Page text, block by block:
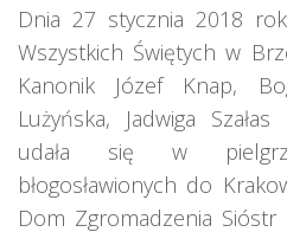
Dnia 27 stycznia 2018
Wszystkich Świętych w
Kanonik Józef Knap,
Lużyńska, Jadwiga
udała się w
błogosławionych do
Dom Zgromadzenia Sióstr